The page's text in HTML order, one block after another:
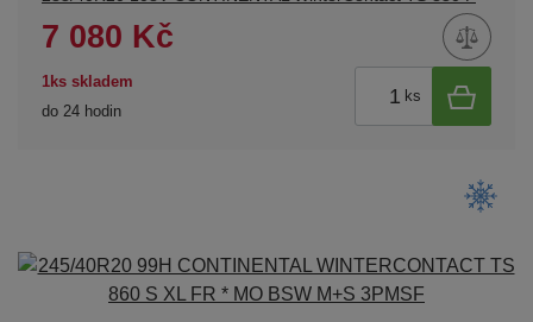
7 080 Kč
1ks skladem
do 24 hodin
ks